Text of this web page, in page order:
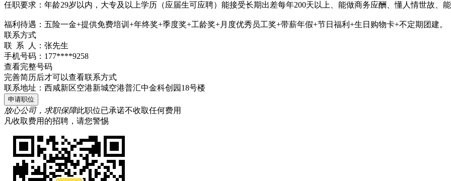
任职要求：年龄29岁以内，大专及以上学历（应届生可应聘）能接受长期出差每年200天以上、能做商务应酬、懂人情世故、
福利待遇：五险一金+提供免费培训+年终奖+季度奖+工龄奖+月度优秀员工奖+带薪年假+节日福利+生日购物卡+不定期团建。
联系方式
联 系 人： 张先生
手机号码： 177****9258
查看完整号码
完善简历后才可以查看联系方式
联系地址： 西咸新区空港新城空港普汇中金科创园18号楼
申请职位
放心公司，求职保障此职位已承诺不收取任何费用
凡收取费用的招聘，请您警惕